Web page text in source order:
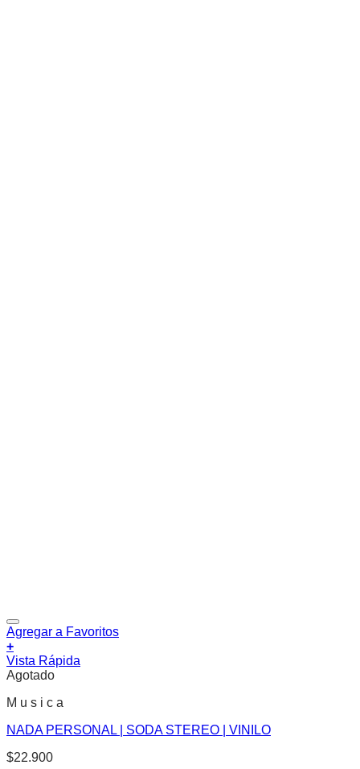
Agregar a Favoritos
+
Vista Rápida
Agotado
M u s i c a
NADA PERSONAL | SODA STEREO | VINILO
$22.900